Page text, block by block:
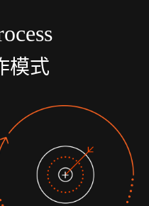
模式